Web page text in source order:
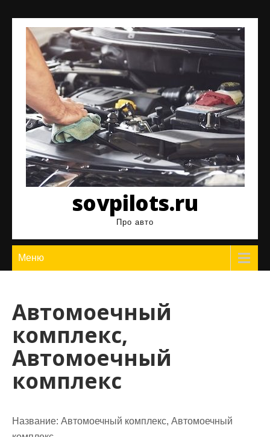
содержимому
sovpilots.ru
Про авто
Меню
Автомоечный
комплекс,
Автомоечный
комплекс
Название: Автомоечный комплекс, Автомоечный